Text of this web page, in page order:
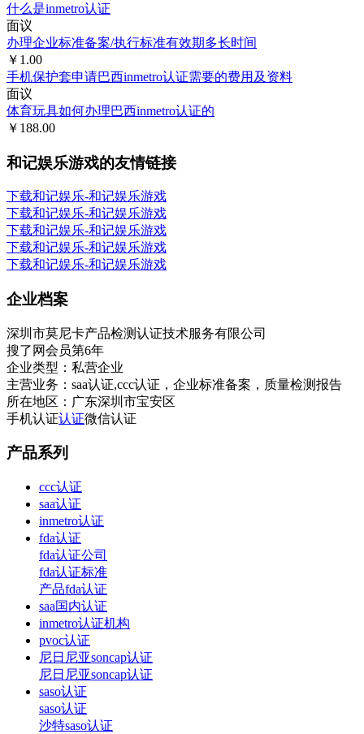
什么是inmetro认证
面议
办理企业标准备案/执行标准有效期多长时间
￥1.00
手机保护套申请巴西inmetro认证需要的费用及资料
面议
体育玩具如何办理巴西inmetro认证的
￥188.00
和记娱乐游戏的友情链接
下载和记娱乐-和记娱乐游戏
下载和记娱乐-和记娱乐游戏
下载和记娱乐-和记娱乐游戏
下载和记娱乐-和记娱乐游戏
下载和记娱乐-和记娱乐游戏
企业档案
深圳市莫尼卡产品检测认证技术服务有限公司
搜了网会员第6年
企业类型： 私营企业
主营业务： saa认证,ccc认证，企业标准备案，质量检测报告
所在地区： 广东深圳市宝安区
手机认证认证微信认证
产品系列
ccc认证
saa认证
inmetro认证
fda认证
fda认证公司
fda认证标准
产品fda认证
saa国内认证
inmetro认证机构
pvoc认证
尼日尼亚soncap认证
尼日尼亚soncap认证
saso认证
saso认证
沙特saso认证